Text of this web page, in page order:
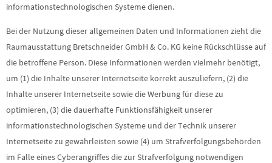
informationstechnologischen Systeme dienen.
Bei der Nutzung dieser allgemeinen Daten und Informationen zieht die
Raumausstattung Bretschneider GmbH & Co. KG keine Rückschlüsse auf
die betroffene Person. Diese Informationen werden vielmehr benötigt,
um (1) die Inhalte unserer Internetseite korrekt auszuliefern, (2) die
Inhalte unserer Internetseite sowie die Werbung für diese zu
optimieren, (3) die dauerhafte Funktionsfähigkeit unserer
informationstechnologischen Systeme und der Technik unserer
Internetseite zu gewährleisten sowie (4) um Strafverfolgungsbehörden
im Falle eines Cyberangriffes die zur Strafverfolgung notwendigen